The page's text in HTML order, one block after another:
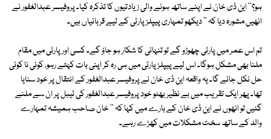
ہو؟'' این ڈی خان نے اپنے ساتھ ہونے والی زیادتیوں کا تذکرہ کیا۔ پروفیسر عبدالغفور نے
انھیں مشورہ دیا کہ '' دیکھو تمہاری پیپلز پارٹی کے لیے قربانیاں ہیں۔
تم اس عمر میں پارٹی چھوڑو گے تو تنہائی کا شکار ہو جاؤ گے۔ کسی اور پارٹی میں مقام
ملنا بھی مشکل ہوگا۔ اس لیے پیپلز پارٹی میں ہی رہ کر اپنی بات کہتے رہو، کوئی نا کوئی
حل نکل جائے گا۔ یہ واقعہ این ڈی خان نے پروفیسر عبدالغفور کے انتقال پر خود سنایا
تھا۔ پھر ایک تقریب میں بے نظیر بھٹو خود پروفیسر عبدالغفور کی ٹیبل پر ان سے ملنے
گئیں تو انھوں نے این ڈی خان کے بارے میں کہا کہ '' خان صاحب ہمیشہ تمہارے
والد کے ساتھ سخت مشکلات میں کھڑے رہے۔